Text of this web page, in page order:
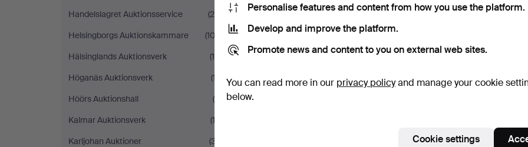
Handelslagret Auktionsservice
(24)
Helsingborgs Auktionskammare
(102)
Hälsinglands Auktionsverk
(15)
Höganäs Auktionsverk
(17)
Höörs Auktionshall
(8)
Kalmar Auktionsverk
(12)
Karljohan Auktioner
(37)
Personalise features and content from how you use the platform.
Develop and improve the platform.
Promote news and content to you on external web sites.
You can read more in our privacy policyand manage your cookie
below.
Cookie settings